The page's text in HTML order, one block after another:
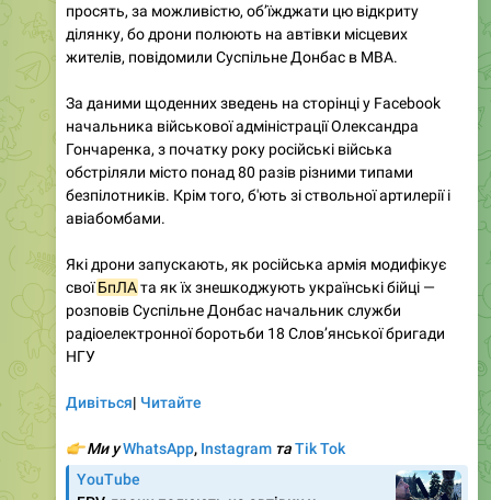
просять, за можливістю, об’їжджати цю відкриту
ділянку, бо дрони полюють на автівки місцевих
жителів, повідомили Суспільне Донбас в МВА.
За даними щоденних зведень на сторінці у Facebook
начальника військової адміністрації Олександра
Гончаренка, з початку року російські війська
обстріляли місто понад 80 разів різними типами
безпілотників. Крім того, б'ють зі ствольної артилерії і
авіабомбами.
Які дрони запускають, як російська армія модифікує
своїБпЛАта як їх знешкоджують українські бійці —
розповів Суспільне Донбас начальник служби
радіоелектронної боротьби 18 Слов’янської бригади
НГУ
Дивіться| Читайте
Ми уWhatsApp, Instagram таTik Tok
YouTube